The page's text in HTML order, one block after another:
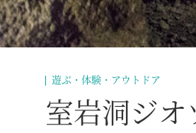
遊ぶ・体験・アウトドア
室岩洞ジ